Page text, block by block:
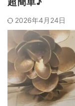
2026年4月24日